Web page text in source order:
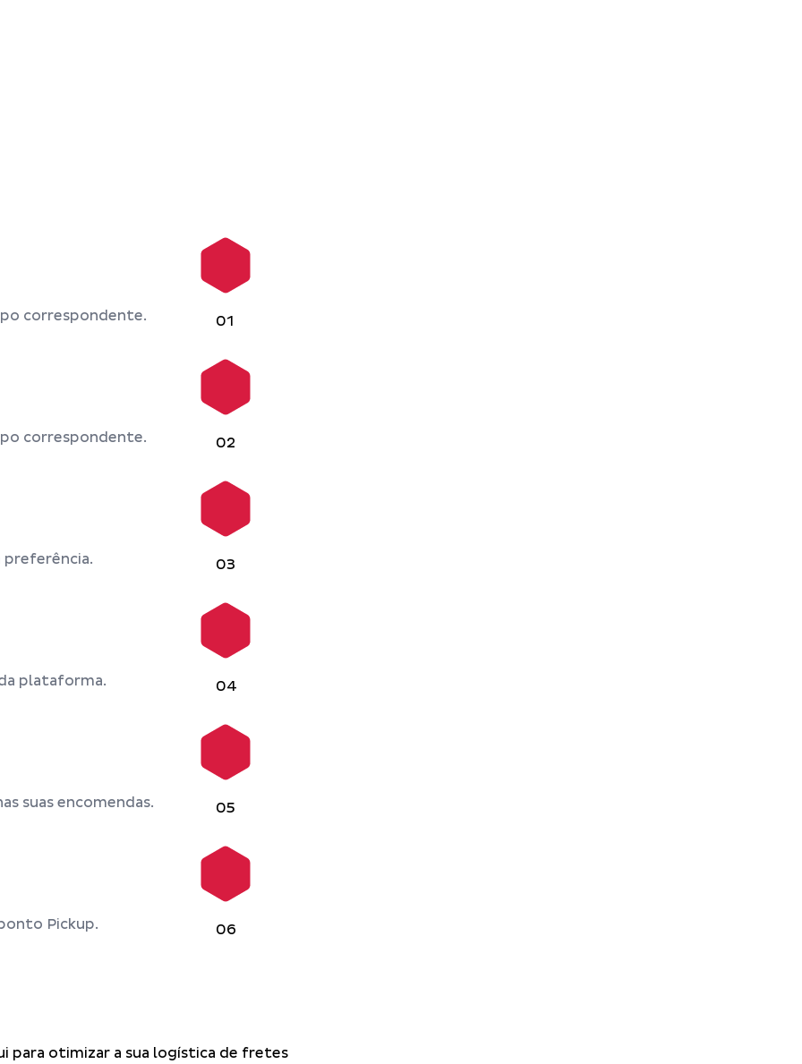
01
correspondente.
02
correspondente.
03
preferência.
04
plataforma.
05
suas encomendas.
06
Pickup.
para otimizar a sua logística de fretes